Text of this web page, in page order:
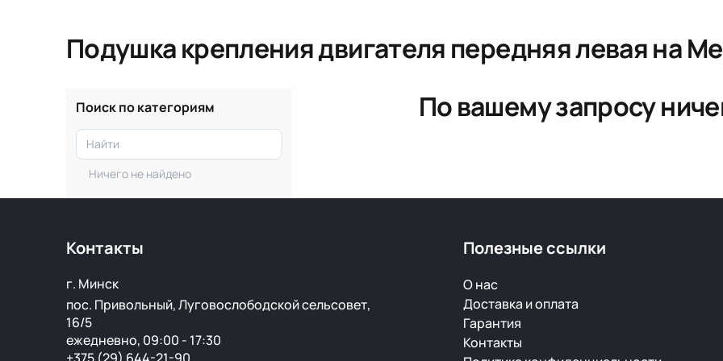
Подушка крепления двигателя передняя леваяна
Поиск по категориям
Ничего не найдено
По вашему запросу
Контакты
г. Минск
пос. Привольный, Луговослободской сельсовет,
16/5
ежедневно, 09:00 - 17:30
Полезные ссылки
О нас
Доставка и оплата
Гарантия
Контакты